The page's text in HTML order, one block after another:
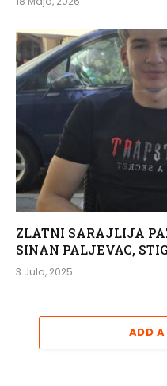
ZLATNI SARAJLIJA
SINAN PALJEVAC,
3 Jula, 2025
ADD A